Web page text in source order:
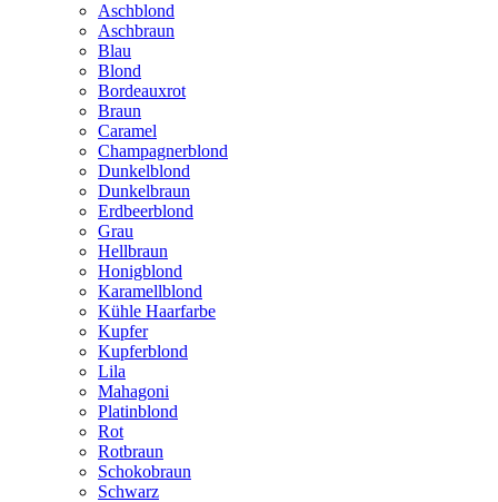
Aschblond
Aschbraun
Blau
Blond
Bordeauxrot
Braun
Caramel
Champagnerblond
Dunkelblond
Dunkelbraun
Erdbeerblond
Grau
Hellbraun
Honigblond
Karamellblond
Kühle Haarfarbe
Kupfer
Kupferblond
Lila
Mahagoni
Platinblond
Rot
Rotbraun
Schokobraun
Schwarz